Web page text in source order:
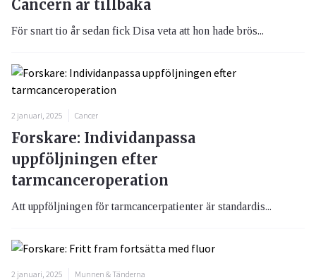
Cancern är tillbaka
För snart tio år sedan fick Disa veta att hon hade brös...
2 januari, 2025 Cancer
Forskare: Individanpassa
uppföljningen efter
tarmcanceroperation
Att uppföljningen för tarmcancerpatienter är standardis...
2 januari, 2025 Munnen & Tänderna